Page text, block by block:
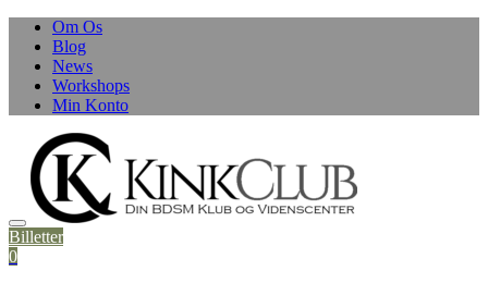
Skip
content
Om Os
Blog
News
Workshops
Min Konto
Billetter
0